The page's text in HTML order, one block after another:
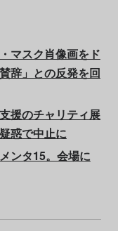
マスク肖像画をド
辞」との反発を回
援のチャリティ展
惑で中止に
ンタ15。会場に